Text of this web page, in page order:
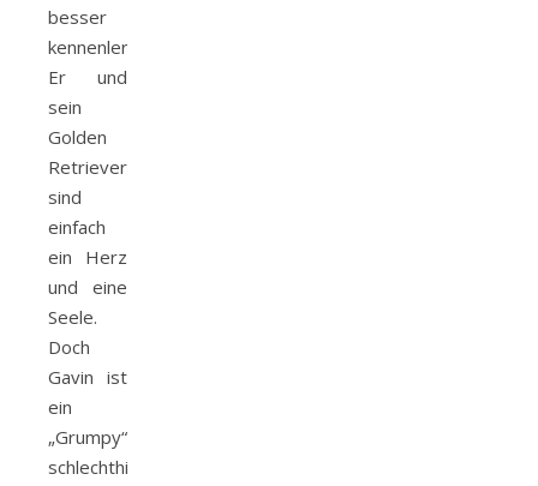
besser
kennenlernen.
Er und
sein
Golden
Retriever
sind
einfach
ein Herz
und eine
Seele.
Doch
Gavin ist
ein
„Grumpy“
schlechthin